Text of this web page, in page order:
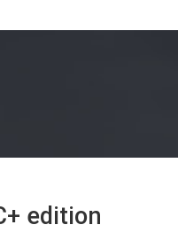
edition